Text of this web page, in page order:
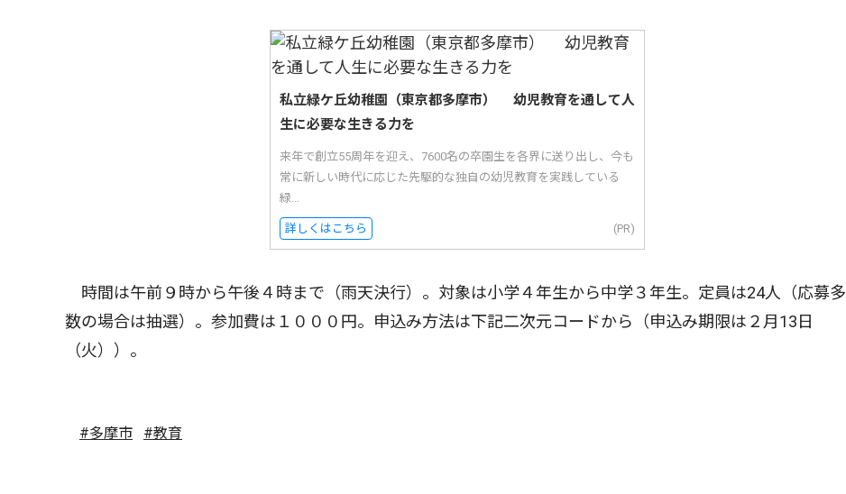
私立緑ケ丘幼稚園（東京都多摩市） 幼児教育を通して人
生に必要な生きる力を
来年で創立55周年を迎え、7600名の卒園生を各界に送り出し、今も
常に新しい時代に応じた先駆的な独自の幼児教育を実践している
緑...
詳しくはこちら (PR)
時間は午前９時から午後４時まで（雨天決行）。対象は小学４年生から中学３年生。定員は24人（応募多
数の場合は抽選）。参加費は１０００円。申込み方法は下記二次元コードから（申込み期限は２月13日
（火））。
#多摩市 #教育